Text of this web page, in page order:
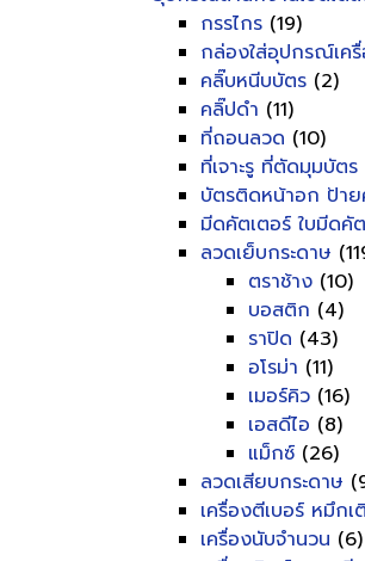
กรรไกร (19)
กล่องใส่อุปกรณ์เค
คลิ๊บหนีบบัตร (2)
คลิ๊ปดำ (11)
ที่ถอนลวด (10)
ที่เจาะรู ที่ตัดมุมบัตร
บัตรติดหน้าอก ป้า
มีดคัตเตอร์ ใบมีดคั
ลวดเย็บกระดาษ
ตราช้าง (10)
บอสติก (4)
ราปิด (43)
อโรม่า (11)
เมอร์คิว (16)
เอสดีไอ (8)
แม็กซ์ (26)
ลวดเสียบกระดาษ
เครื่องตีเบอร์ หมึกเ
เครื่องนับจำนวน (6)